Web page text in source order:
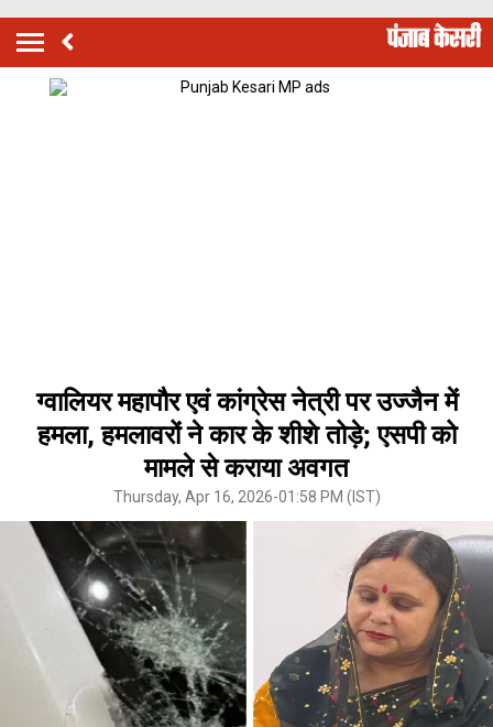
ग्वालियर महापौर एवं कांग्रेस नेत्री पर उज्जैन में
हमला, हमलावरों ने कार के शीशे तोड़े; एसपी को
मामले से कराया अवगत
Thursday, Apr 16, 2026-01:58 PM (IST)